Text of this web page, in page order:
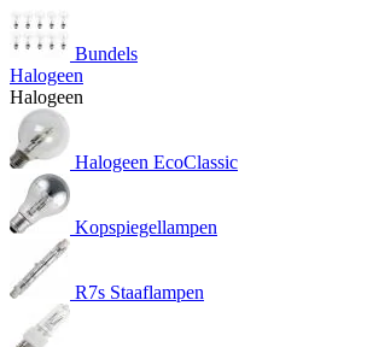
Bundels
Halogeen
Halogeen
Halogeen EcoClassic
Kopspiegellampen
R7s Staaflampen